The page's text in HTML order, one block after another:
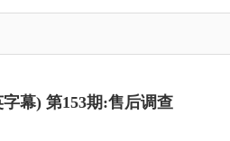
幕) 第153期:售后调查